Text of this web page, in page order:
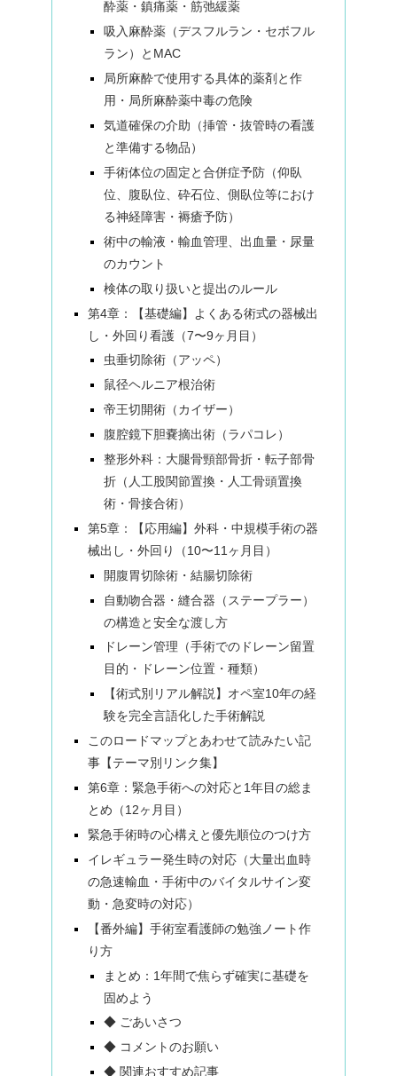
酔薬・鎮痛薬・筋弛緩薬
吸入麻酔薬（デスフルラン・セボフル
ラン）とMAC
局所麻酔で使用する具体的薬剤と作
用・局所麻酔薬中毒の危険
気道確保の介助（挿管・抜管時の看護
と準備する物品）
手術体位の固定と合併症予防（仰臥
位、腹臥位、砕石位、側臥位等におけ
る神経障害・褥瘡予防）
術中の輸液・輸血管理、出血量・尿量
のカウント
検体の取り扱いと提出のルール
第4章：【基礎編】よくある術式の器械出
し・外回り看護（7〜9ヶ月目）
虫垂切除術（アッペ）
鼠径ヘルニア根治術
帝王切開術（カイザー）
腹腔鏡下胆嚢摘出術（ラパコレ）
整形外科：大腿骨頸部骨折・転子部骨
折（人工股関節置換・人工骨頭置換
術・骨接合術）
第5章：【応用編】外科・中規模手術の器
械出し・外回り（10〜11ヶ月目）
開腹胃切除術・結腸切除術
自動吻合器・縫合器（ステープラー）
の構造と安全な渡し方
ドレーン管理（手術でのドレーン留置
目的・ドレーン位置・種類）
【術式別リアル解説】オペ室10年の経
験を完全言語化した手術解説
このロードマップとあわせて読みたい記
事【テーマ別リンク集】
第6章：緊急手術への対応と1年目の総ま
とめ（12ヶ月目）
緊急手術時の心構えと優先順位のつけ方
イレギュラー発生時の対応（大量出血時
の急速輸血・手術中のバイタルサイン変
動・急変時の対応）
【番外編】手術室看護師の勉強ノート作
り方
まとめ：1年間で焦らず確実に基礎を
固めよう
◆ ごあいさつ
◆ コメントのお願い
◆ 関連おすすめ記事